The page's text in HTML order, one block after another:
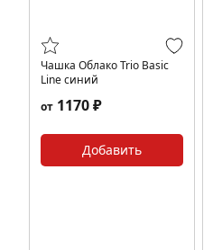
Чашка Облако Trio Basic
Line синий
от 1170 ₽
Добавить